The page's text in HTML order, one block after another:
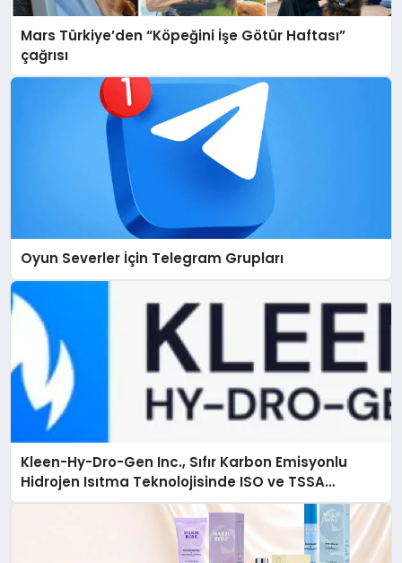
Mars Türkiye’den “Köpeğini İşe Götür Haftası”
çağrısı
Oyun Severler İçin Telegram Grupları
Kleen-Hy-Dro-Gen Inc., Sıfır Karbon Emisyonlu
Hidrojen Isıtma Teknolojisinde ISO ve TSSA
Düzenleyici Onaylarını Aldı